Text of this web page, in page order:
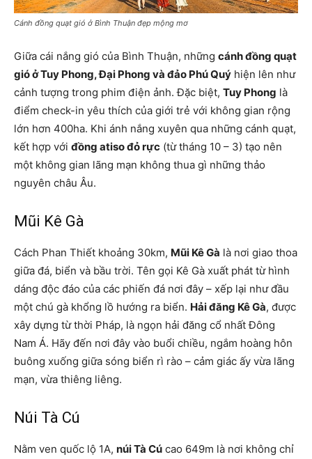
Cánh đồng quạt gió ở Bình Thuận đẹp mộng mơ
Giữa cái nắng gió của Bình Thuận, những cánh đồng quạt
gió ở Tuy Phong, Đại Phong và đảo Phú Quý hiện lên như
cảnh tượng trong phim điện ảnh. Đặc biệt, Tuy Phong là
điểm check-in yêu thích của giới trẻ với không gian rộng
lớn hơn 400ha. Khi ánh nắng xuyên qua những cánh quạt,
kết hợp với đồng atiso đỏ rực (từ tháng 10 – 3) tạo nên
một không gian lãng mạn không thua gì những thảo
nguyên châu Âu.
Mũi Kê Gà
Cách Phan Thiết khoảng 30km, Mũi Kê Gà là nơi giao thoa
giữa đá, biển và bầu trời. Tên gọi Kê Gà xuất phát từ hình
dáng độc đáo của các phiến đá nơi đây – xếp lại như đầu
một chú gà khổng lồ hướng ra biển. Hải đăng Kê Gà, được
xây dựng từ thời Pháp, là ngọn hải đăng cổ nhất Đông
Nam Á. Hãy đến nơi đây vào buổi chiều, ngắm hoàng hôn
buông xuống giữa sóng biển rì rào – cảm giác ấy vừa lãng
mạn, vừa thiêng liêng.
Núi Tà Cú
Nằm ven quốc lộ 1A, núi Tà Cú cao 649m là nơi không chỉ